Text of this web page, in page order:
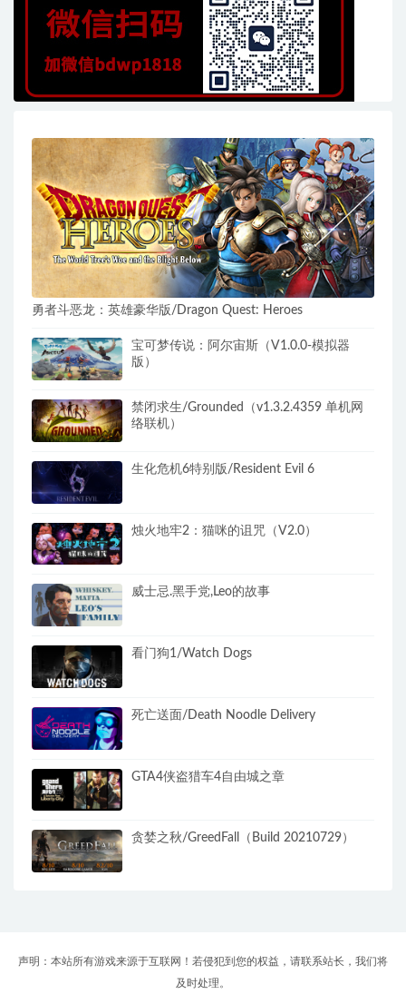
勇者斗恶龙：英雄豪华版/Dragon Quest: Heroes
宝可梦传说：阿尔宙斯（V1.0.0-模拟器
版）
禁闭求生/Grounded（v1.3.2.4359 单机网
络联机）
生化危机6特别版/Resident Evil 6
烛火地牢2：猫咪的诅咒（V2.0）
威士忌.黑手党,Leo的故事
看门狗1/Watch Dogs
死亡送面/Death Noodle Delivery
GTA4侠盗猎车4自由城之章
贪婪之秋/GreedFall（Build 20210729）
声明：本站所有游戏来源于互联网！若侵犯到您的权益，请联系站长，我们将
及时处理。